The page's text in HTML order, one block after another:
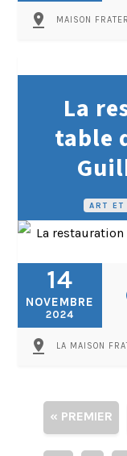
pin_drop MAISON
ART ET
La
table
14
NOVEMBRE
2024
pin_drop LA MAISON
« PREMIER